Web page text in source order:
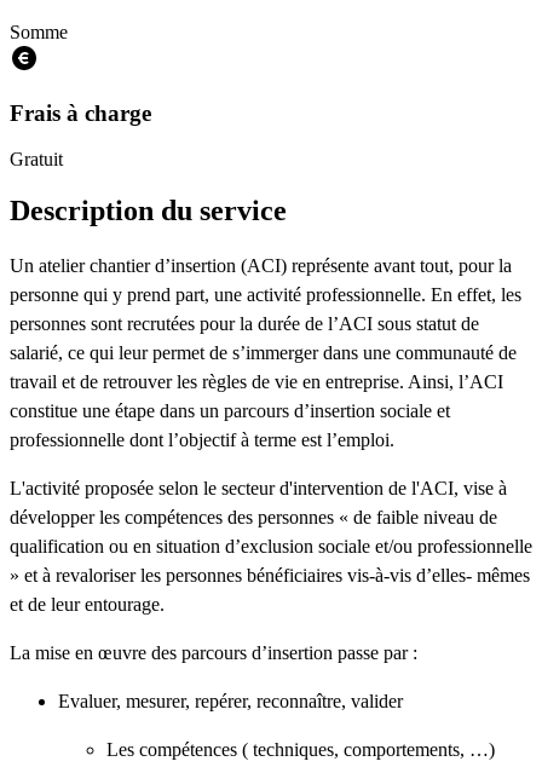
Somme
Frais à charge
Gratuit
Description du service
Un atelier chantier d’insertion (ACI) représente avant tout, pour la
personne qui y prend part, une activité professionnelle. En effet, les
personnes sont recrutées pour la durée de l’ACI sous statut de
salarié, ce qui leur permet de s’immerger dans une communauté de
travail et de retrouver les règles de vie en entreprise. Ainsi, l’ACI
constitue une étape dans un parcours d’insertion sociale et
professionnelle dont l’objectif à terme est l’emploi.
L'activité proposée selon le secteur d'intervention de l'ACI, vise à
développer les compétences des personnes « de faible niveau de
qualification ou en situation d’exclusion sociale et/ou professionnelle
» et à revaloriser les personnes bénéficiaires vis-à-vis d’elles- mêmes
et de leur entourage.
La mise en œuvre des parcours d’insertion passe par :
Evaluer, mesurer, repérer, reconnaître, valider
Les compétences ( techniques, comportements, …)